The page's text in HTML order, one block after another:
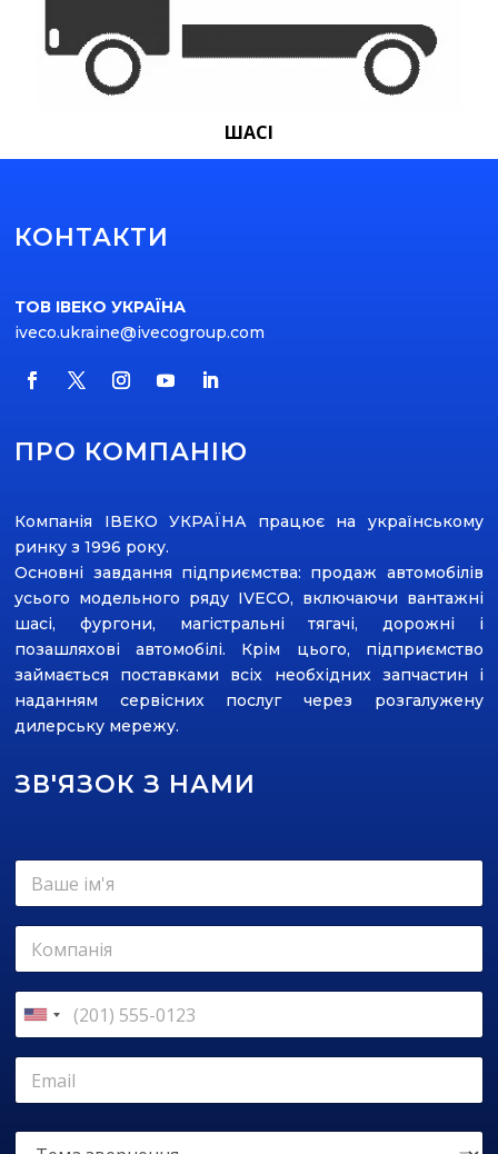
ШАСІ
КОНТАКТИ
ТОВ ІВЕКО УКРАЇНА
iveco.ukraine@ivecogroup.com
ПРО КОМПАНІЮ
Компанія ІВЕКО УКРАЇНА працює на українському
ринку з 1996 року.
Основні завдання підприємства: продаж автомобілів
усього модельного ряду ІVECO, включаючи вантажні
шасі, фургони, магістральні тягачі, дорожні і
позашляхові автомобілі. Крім цього, підприємство
займається поставками всіх необхідних запчастин і
наданням сервісних послуг через розгалужену
дилерську мережу.
ЗВ'ЯЗОК З НАМИ
В
ш
е
м
'
я
*
К
м
п
а
н
і
К
о
н
т
к
т
U
i
t
d
т
л
ф
E
a
iт
Т